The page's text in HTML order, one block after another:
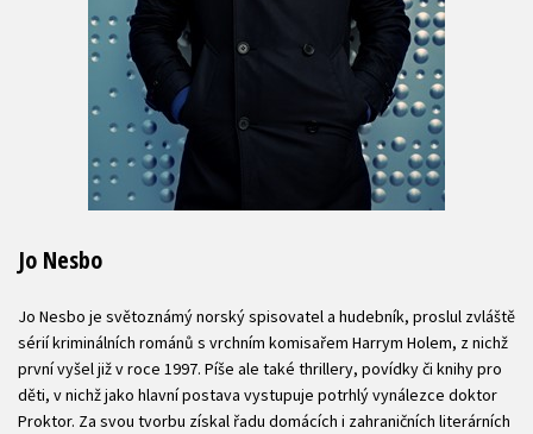
Jo Nesbo
Jo Nesbo je světoznámý norský spisovatel a hudebník, proslul zvláště
sérií kriminálních románů s vrchním komisařem Harrym Holem, z nichž
první vyšel již v roce 1997. Píše ale také thrillery, povídky či knihy pro
děti, v nichž jako hlavní postava vystupuje potrhlý vynálezce doktor
Proktor. Za svou tvorbu získal řadu domácích i zahraničních literárních